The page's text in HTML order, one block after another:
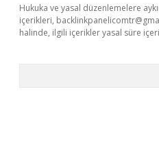
Hukuka ve yasal düzenlemelere
içerikleri,
halinde, ilgili içerikler yasal süre